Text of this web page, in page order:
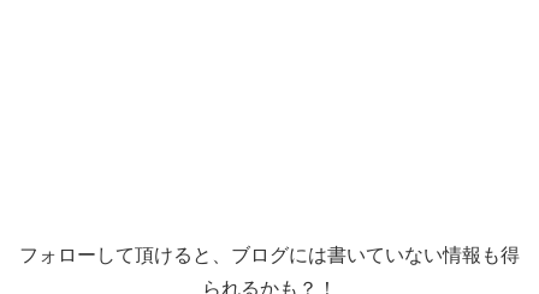
フォローして頂けると、ブログには書いていない情報も得
られるかも？！